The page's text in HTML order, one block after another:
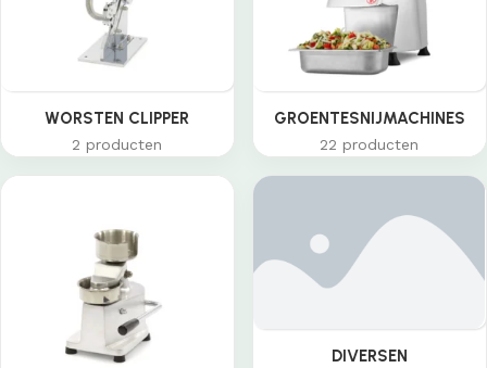
WORSTEN CLIPPER
2 producten
GROENTESNIJMACHINES
22 producten
DIVERSEN